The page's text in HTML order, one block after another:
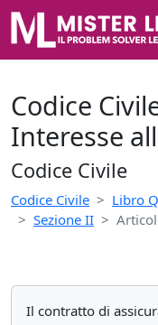
Codice
Interesse
Codice Civile
Codice Civile Libro
Sezione II
Il contratto di